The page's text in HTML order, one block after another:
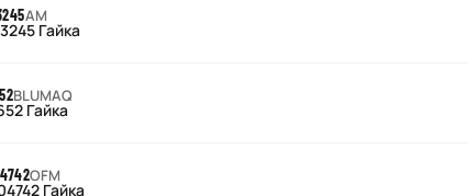
AM
Гайка
BLUMAQ
Гайка
OFM
Гайка